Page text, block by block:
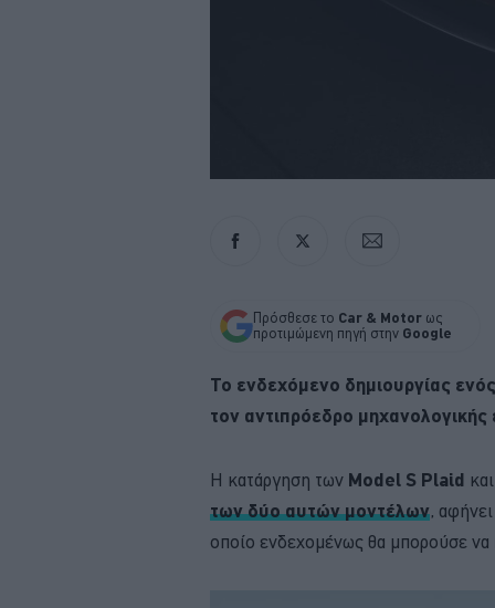
Πρόσθεσε το Car & Motor ως
προτιμώμενη πηγή στην Google
Το ενδεχόμενο δημιουργίας
τον αντιπρόεδρο μηχανολογικής
Η κατάργηση των Model S Plaid και
των δύο αυτών μοντέλων,
οποίο ενδεχομένως θα μπορούσε να